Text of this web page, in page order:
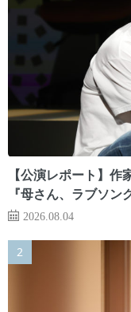
【公演レポート】
『母さん、ラブソン
2026.08.04